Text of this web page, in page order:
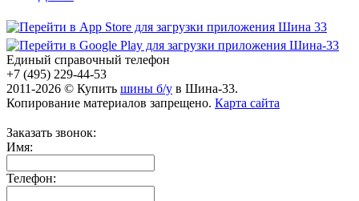
Единый справочный телефон
+7 (495) 229-44-53
2011-2026 © Купить шины б/у в Шина-33.
Копирование материалов запрещено. Карта сайта
Заказать звонок:
Имя:
Телефон: